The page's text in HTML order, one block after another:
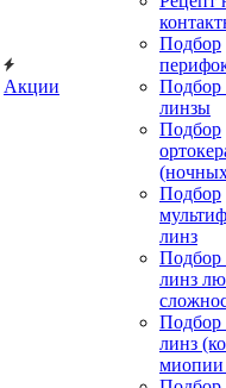
Акции
Подбор
Подбор
линзы
Подбор
Подбор
линз
Подбор
линз
Подбор
линз
миопии